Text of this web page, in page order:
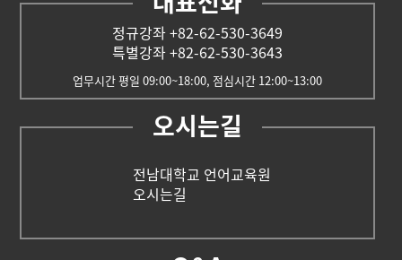
정규강좌 +82-62-530-3649
특별강좌 +82-62-530-3643
업무시간 평일 09:00~18:00, 점심시간 12:00~13:00
오시는길
전남대학교 언어교육원
오시는길